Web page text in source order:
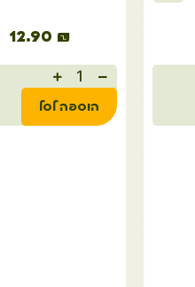
12.90 ₪
הוספה לסל